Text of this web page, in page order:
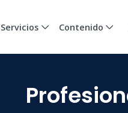
Servicios Contenido